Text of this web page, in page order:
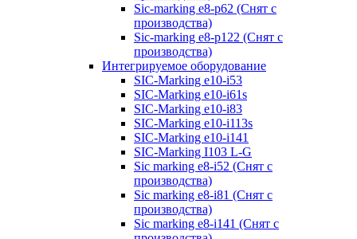
Sic-marking e8-p62 (Снят с
производства)
Sic-marking e8-p122 (Снят с
производства)
Интегрируемое оборудование
SIC-Marking e10-i53
SIC-Marking e10-i61s
SIC-Marking e10-i83
SIC-Marking e10-i113s
SIC-Marking e10-i141
SIC-Marking I103 L-G
Sic marking e8-i52 (Снят с
производства)
Sic marking e8-i81 (Снят с
производства)
Sic marking e8-i141 (Снят с